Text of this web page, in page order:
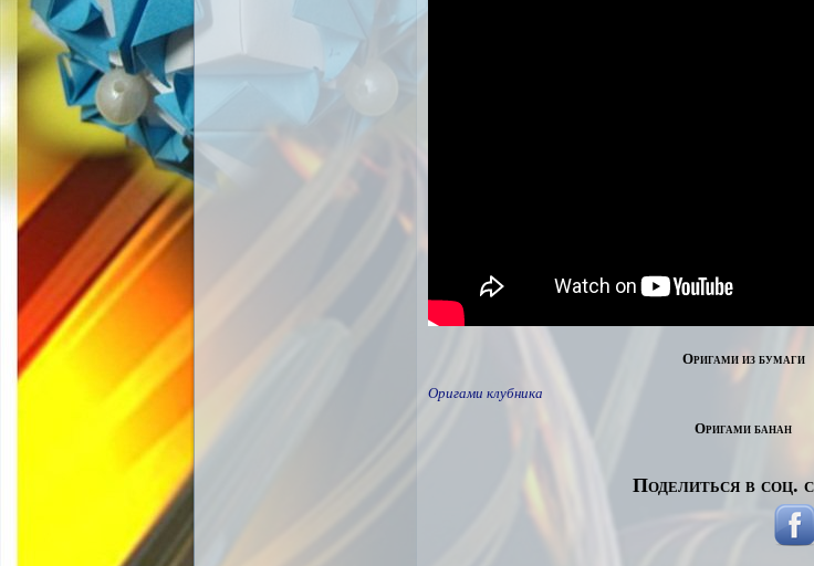
Оригами из бумаги
Оригами клубника
Оригами банан
Поделиться в соц.